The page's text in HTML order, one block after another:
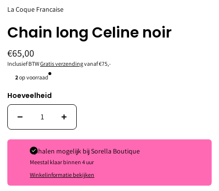
La Coque Francaise
Chain long Celine noir
€65,00
Inclusief BTWGratis verzendingvanaf €75,-
2op voorraad
Hoeveelheid
Ophalen mogelijk bijSorella Boutique
Meestal klaar binnen 4 uur
Winkelinformatie bekijken